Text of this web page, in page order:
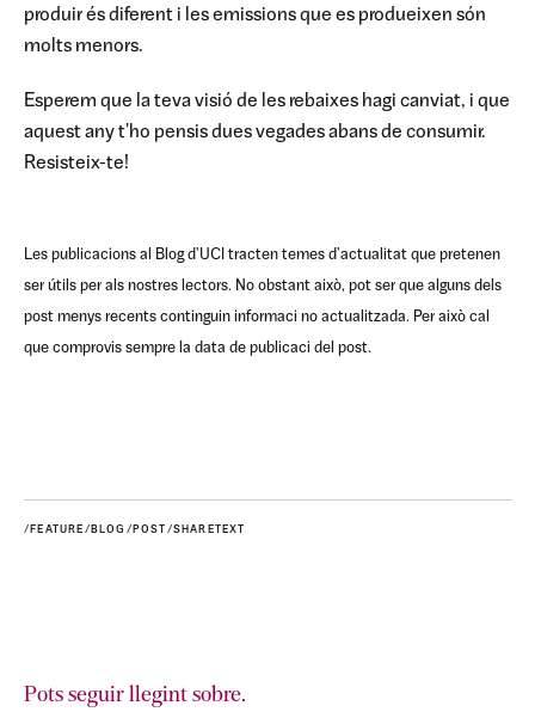
produir és diferent i les emissions que es produeixen són
molts menors.
Esperem que la teva visió de les rebaixes hagi canviat, i que
aquest any t'ho pensis dues vegades abans de consumir.
Resisteix-te!
Les publicacions al Blog d'UCI tracten temes d'actualitat que pretenen
ser útils per als nostres lectors. No obstant això, pot ser que alguns dels
post menys recents continguin informaci no actualitzada. Per això cal
que comprovis sempre la data de publicaci del post.
/FEATURE/BLOG/POST/SHARETEXT
Pots seguir llegint sobre.